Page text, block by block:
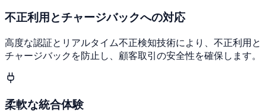
不正利用とチャージバックへの対応
高度な認証とリアルタイム不正検知技術により、不正利用と
チャージバックを防止し、顧客取引の安全性を確保します。
柔軟な統合体験